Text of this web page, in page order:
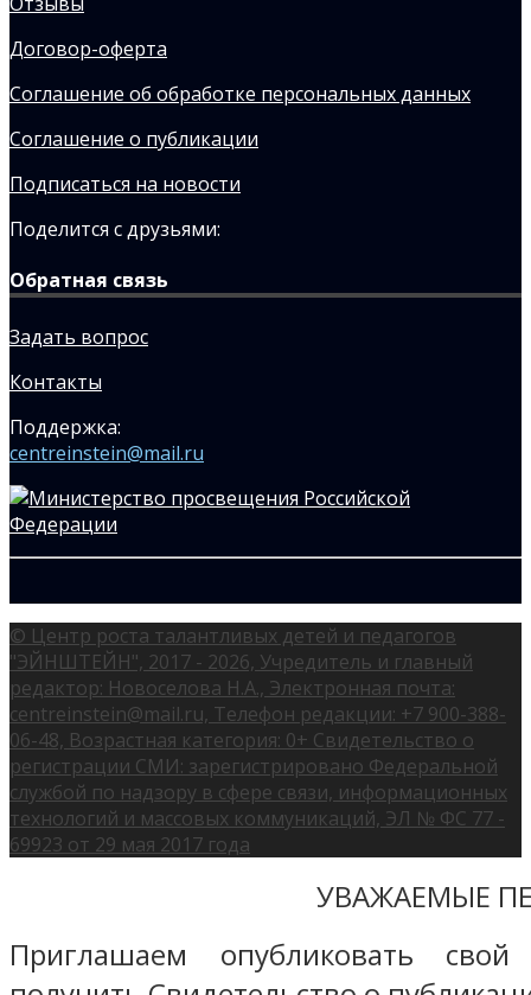
Договор-оферта
Соглашение об обработке персональных данных
Соглашение о публикации
Подписаться на новости
Поделится с друзьями:
Обратная связь
Задать вопрос
Контакты
Поддержка:
centreinstein@mail.ru
© Центр роста талантливых детей и педагогов
"ЭЙНШТЕЙН", 2017 - 2026, Учредитель и главный
редактор: Новоселова Н.А., Электронная почта:
centreinstein@mail.ru, Телефон редакции: +7 900-388-
06-48, Возрастная категория: 0+ Свидетельство о
регистрации СМИ: зарегистрировано Федеральной
службой по надзору в сфере связи, информационных
технологий и массовых коммуникаций, ЭЛ № ФС 77 -
69923 от 29 мая 2017 года
УВАЖАЕМЫЕ
Приглашаем опубликовать